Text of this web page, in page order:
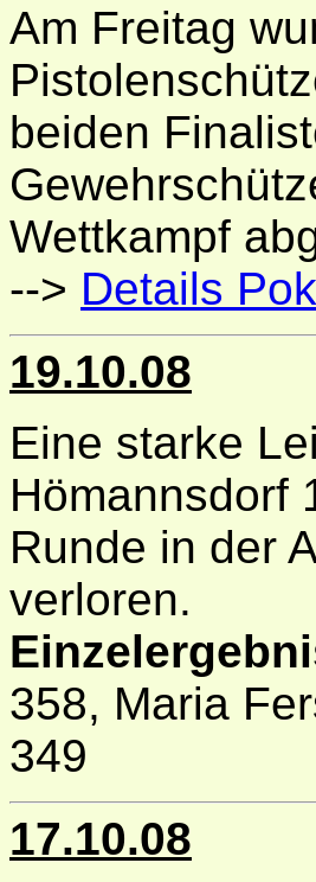
Am Freitag
beiden
Wettkampf
--> Details
19.10.08
Eine starke
Hömannsdorf
Runde in der
verloren.
358, Maria
349
17.10.08